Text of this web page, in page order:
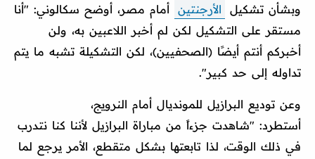
وبشأن تشكيل الأرجنتين
أمام مصر، أوضح سكالوني: "أنا
مستقر على التشكيل لكن لم أخبر اللاعبين به، ولن
أخبركم أنتم أيضًا (الصحفيين)، لكن التشكيلة تشبه ما يتم
تداوله إلى حد كبير".
وعن توديع البرازيل للمونديال أمام النرويج،
أستطرد: "شاهدت جزءاً من مباراة البرازيل لأننا كنا نتدرب
في ذلك الوقت، لذا تابعتها بشكل متقطع، الأمر يرجع لما